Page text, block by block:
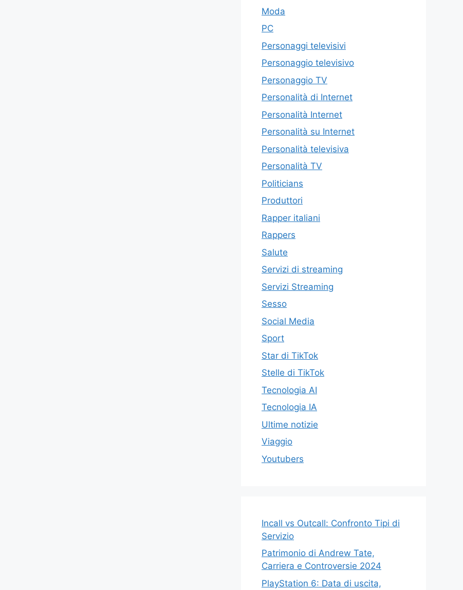
Moda
PC
Personaggi televisivi
Personaggio televisivo
Personaggio TV
Personalità di Internet
Personalità Internet
Personalità su Internet
Personalità televisiva
Personalità TV
Politicians
Produttori
Rapper italiani
Rappers
Salute
Servizi di streaming
Servizi Streaming
Sesso
Social Media
Sport
Star di TikTok
Stelle di TikTok
Tecnologia AI
Tecnologia IA
Ultime notizie
Viaggio
Youtubers
Incall vs Outcall: Confronto Tipi di
Servizio
Patrimonio di Andrew Tate,
Carriera e Controversie 2024
PlayStation 6: Data di uscita,